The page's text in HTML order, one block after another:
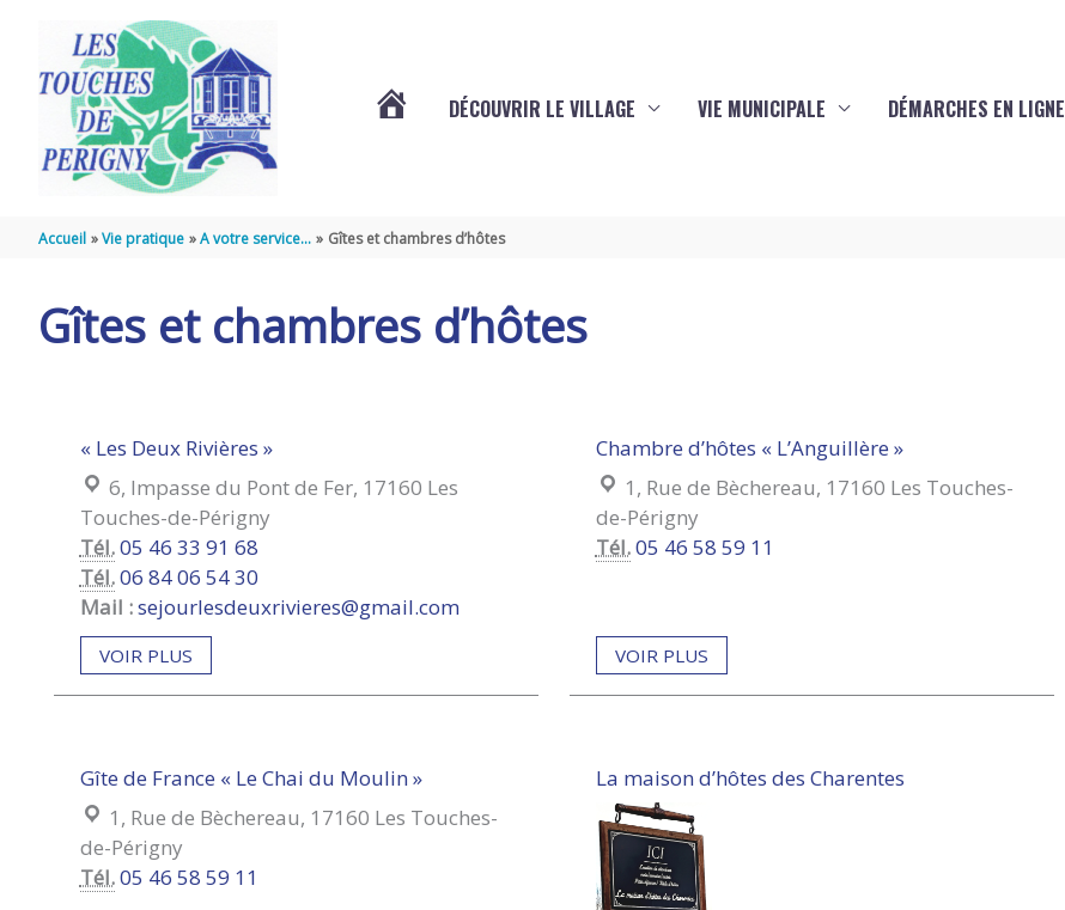
DÉCOUVRIR LE VILLAGE VIE MUNICIPALE DÉMARCHES EN LIGNE
Accueil Vie pratique A votre service… Gîtes et chambres d’hôtes
Gîtes et chambres d’hôtes
« Les Deux Rivières »
Localisation :
6, Impasse du Pont de Fer, 17160 Les
Touches-de-Périgny
Tél.05 46 33 91 68
Tél.06 84 06 54 30
Mail :sejourlesdeuxrivieres@gmail.com
VOIR PLUS
Chambre d’hôtes « L’Anguillère »
Localisation :
1, Rue de Bèchereau, 17160 Les Touches-
de-Périgny
Tél.05 46 58 59 11
VOIR PLUS
Gîte de France « Le Chai du Moulin »
Localisation :
1, Rue de Bèchereau, 17160 Les Touches-
de-Périgny
Tél.05 46 58 59 11
La maison d’hôtes des Charentes